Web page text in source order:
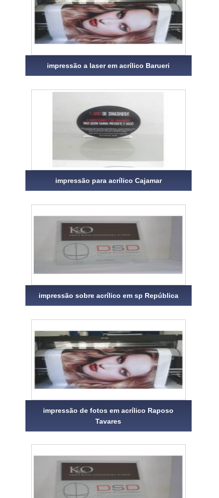
impressão a laser em acrílico Barueri
impressão para acrílico Cajamar
impressão sobre acrílico em sp República
impressão de fotos em acrílico Raposo
Tavares